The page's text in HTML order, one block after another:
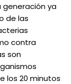
generación ya
de las
contra
son
los 20 minutos